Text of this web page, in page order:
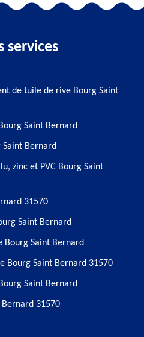
services
de tuile de rive Bourg Saint
Saint Bernard
Bernard
zinc et PVC Bourg Saint
31570
Saint Bernard
Bourg Saint Bernard
Bourg Saint Bernard 31570
Saint Bernard
31570